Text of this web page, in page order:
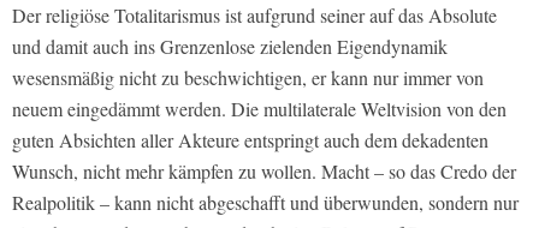
Der religiöse Totalitarismus ist aufgrund seiner auf das Absolute
und damit auch ins Grenzenlose zielenden Eigendynamik
wesensmäßig nicht zu beschwichtigen, er kann nur immer von
neuem eingedämmt werden. Die multilaterale Weltvision von den
guten Absichten aller Akteure entspringt auch dem dekadenten
Wunsch, nicht mehr kämpfen zu wollen. Macht – so das Credo der
Realpolitik – kann nicht abgeschafft und überwunden, sondern nur